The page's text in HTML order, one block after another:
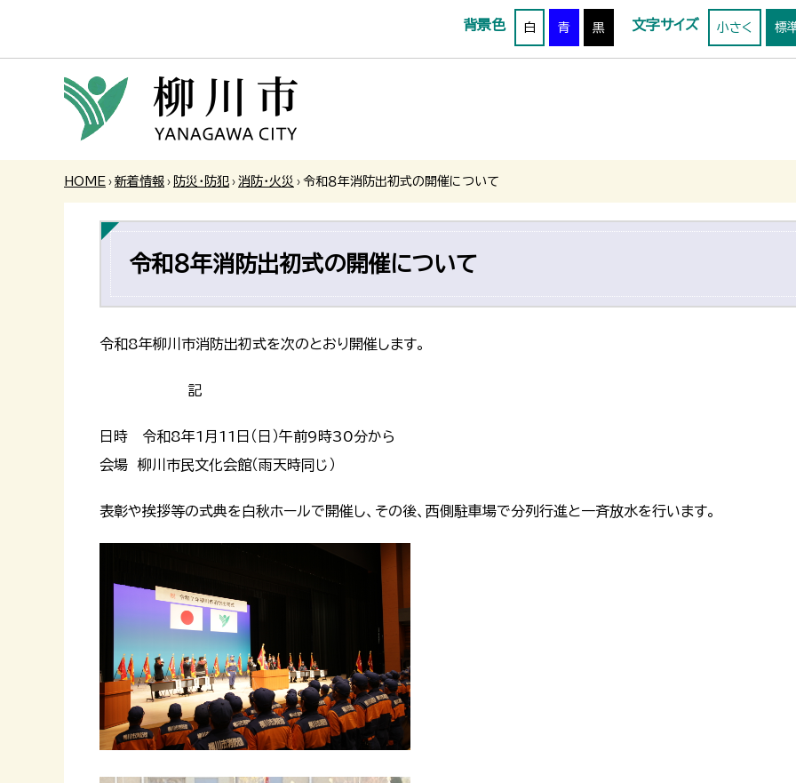
背景色 白 青 黒 文字サイズ 小さく 標
HOME › 新着情報 › 防災・防犯 › 消防・火災 › 令和８年消防出初式の開催について
令和８年消防出初式の開催について
令和8年柳川市消防出初式を次のとおり開催します。
記
日時 令和8年1月11日（日）午前9時30分から
会場 柳川市民文化会館（雨天時同じ）
表彰や挨拶等の式典を白秋ホールで開催し、その後、西側駐車場で分列行進と一斉放水を行います。